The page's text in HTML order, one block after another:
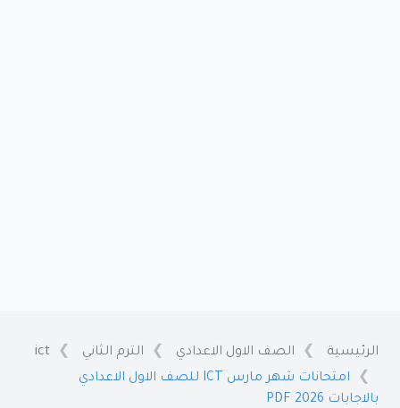
الرئيسية الصف الاول الاعدادي الترم الثاني
ict
امتحانات شهر مارس ICT للصف الاول الاعدادي
بالاجابات PDF 2026